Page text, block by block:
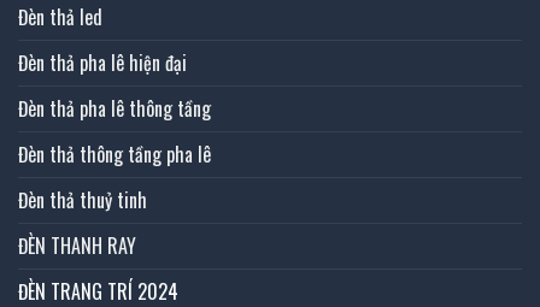
Đèn thả led
Đèn thả pha lê hiện đại
Đèn thả pha lê thông tầng
Đèn thả thông tầng pha lê
Đèn thả thuỷ tinh
ĐÈN THANH RAY
ĐÈN TRANG TRÍ 2024